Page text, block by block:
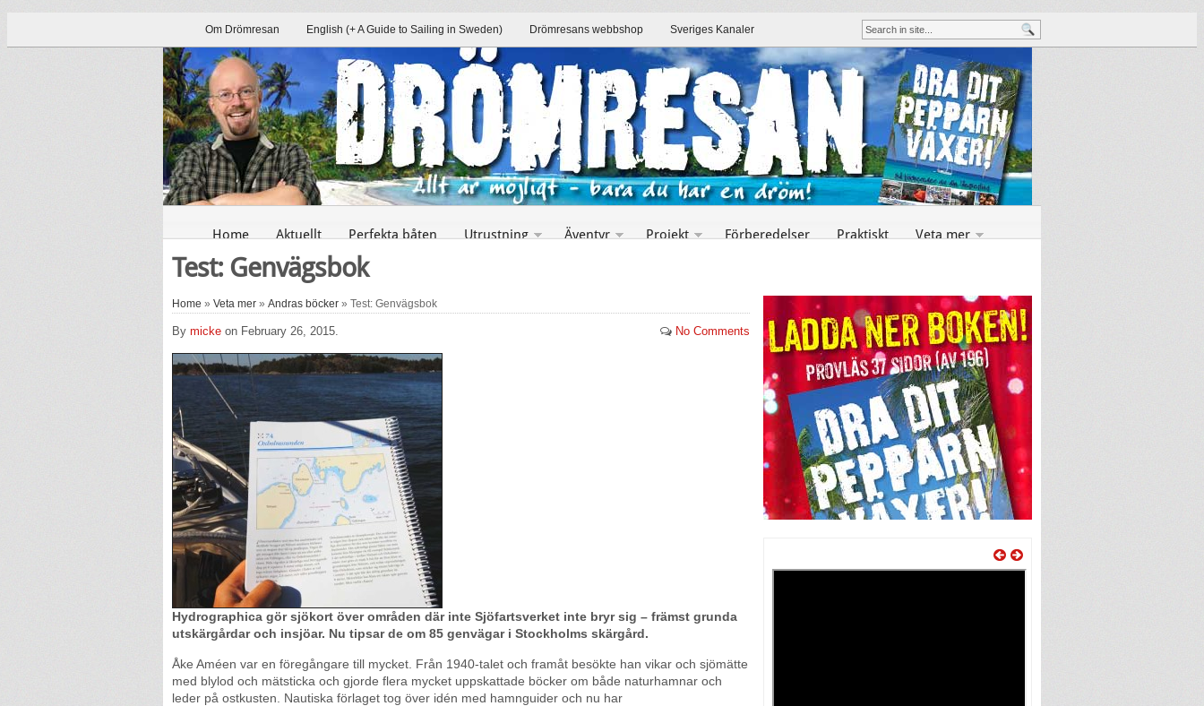
Om Drömresan English (+ A Guide to Sailing in Sweden) Drömresans webbshop Sveriges Kanaler
Home Aktuellt Perfekta båten Utrustning Äventyr Projekt Förberedelser Praktiskt Veta mer
Test: Genvägsbok
Home » Veta mer » Andras böcker » Test: Genvägsbok
By micke on February 26, 2015. No Comments
Hydrographica gör sjökort över områden där inte Sjöfartsverket inte bryr sig – främst grunda
utskärgårdar och insjöar. Nu tipsar de om 85 genvägar i Stockholms skärgård.
Åke Améen var en föregångare till mycket. Från 1940-talet och framåt besökte han vikar och sjömätte
med blylod och mätsticka och gjorde flera mycket uppskattade böcker om både naturhamnar och
leder på ostkusten. Nautiska förlaget tog över idén med hamnguider och nu har